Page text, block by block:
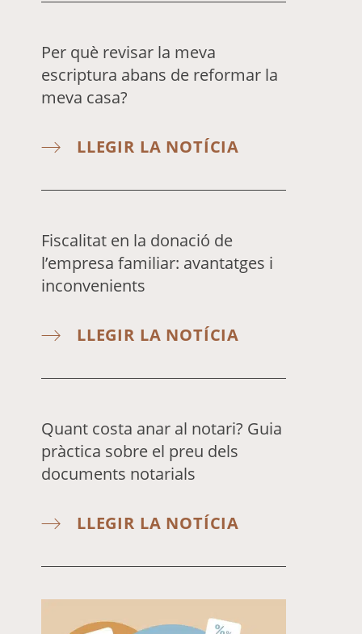
Per què revisar la meva
escriptura abans de reformar la
meva casa?
LLEGIR LA NOTÍCIA
Fiscalitat en la donació de
l’empresa familiar: avantatges i
inconvenients
LLEGIR LA NOTÍCIA
Quant costa anar al notari? Guia
pràctica sobre el preu dels
documents notarials
LLEGIR LA NOTÍCIA